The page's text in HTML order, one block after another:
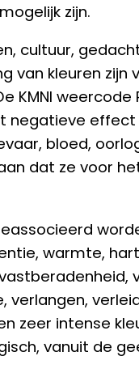
zijn.
cultuur,
van kleuren zijn
KMNI
negatieve
bloed,
dat ze voor
warmte,
verlangen,
zeer intense
vanuit de